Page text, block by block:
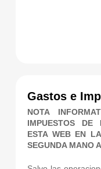
Gastos e
NOTA
IMPUESTOS DE
ESTA WEB EN
SEGUNDA MANO